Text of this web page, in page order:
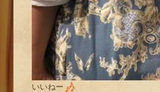
いいねー